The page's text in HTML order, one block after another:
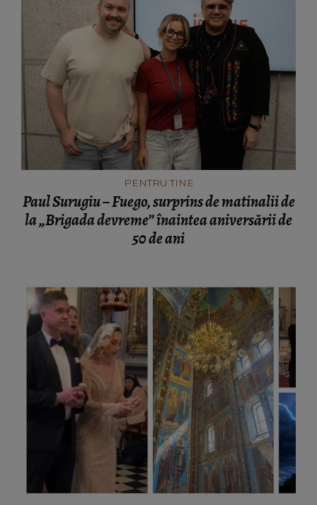
PENTRU TINE
Paul Surugiu – Fuego, surprins de matinalii de
la „Brigada devreme” înaintea aniversării de
50 de ani